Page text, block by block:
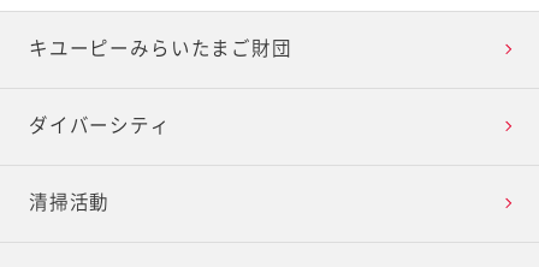
キユーピーみらいたまご財団
ダイバーシティ
清掃活動